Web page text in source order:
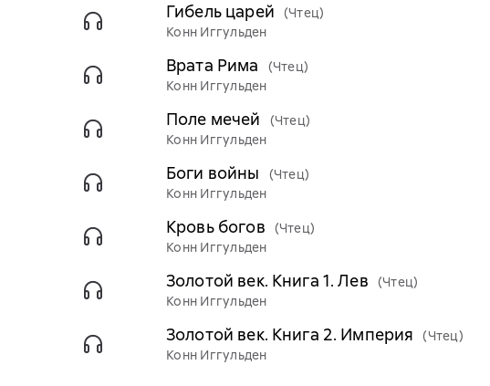
Гибель царей
(Чтец)
Конн Иггульден
Врата Рима
(Чтец)
Конн Иггульден
Поле мечей
(Чтец)
Конн Иггульден
Боги войны
(Чтец)
Конн Иггульден
Кровь богов
(Чтец)
Конн Иггульден
Золотой век. Книга 1. Лев
(Чтец)
Конн Иггульден
Золотой век. Книга 2. Империя
(Чтец)
Конн Иггульден